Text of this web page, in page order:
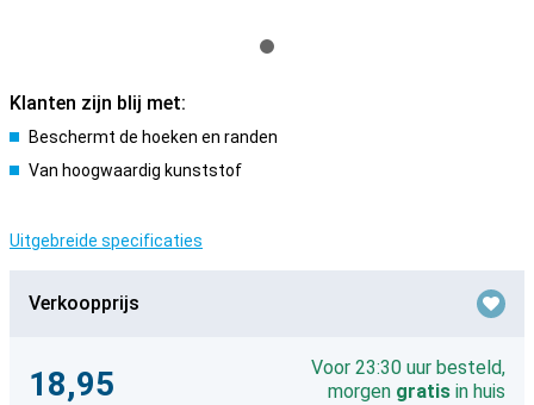
Klanten zijn blij met:
Beschermt de hoeken en randen
Van hoogwaardig kunststof
Uitgebreide specificaties
Verkoopprijs
18,95
Voor 23:30 uur besteld,
morgen gratis in huis